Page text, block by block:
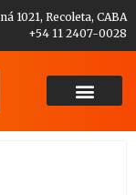
1021, Recoleta, CABA
+54 11 2407-0028